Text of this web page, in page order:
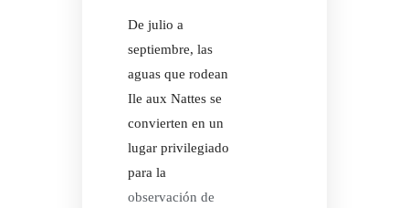
De julio a
septiembre, las
aguas que rodean
Ile aux Nattes se
convierten en un
lugar privilegiado
para la
observación de